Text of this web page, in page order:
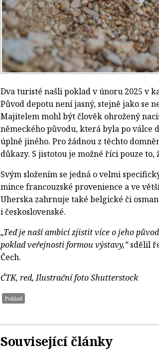
Dva turisté našli poklad v únoru 2025 v
Původ depotu není jasný, stejně jako se
Majitelem mohl být člověk ohrožený
německého původu, která byla po válce
úplně jiného. Pro žádnou z těchto
důkazy. S jistotou je možné říci pouze
Svým složením se jedná o velmi
mince francouzské provenience a ve
Uherska zahrnuje také belgické či
i československé.
„Teď je naší ambicí zjistit více o jeho
poklad veřejnosti formou výstavy,”sdělil
Čech.
ČTK, red, Ilustrační foto Shutterstock
Poklad
Související články